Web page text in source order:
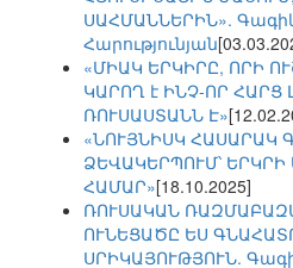
ՍԱՀՄԱՆՆԵՐԻՆ».
Հարությունյան
«ՄԻԱԿ ԵՐԿԻՐԸ, ՈՐԻ
ԿԱՐՈՂ է ԻՆՉ-ՈՐ ՀԱՐՑ
ՌՈՒՍԱՍՏԱՆՆ Է»
«ՆՈՒՅՆԻՍԿ ՀԱՍԱՐԱԿ
ՁԵՎԱԿԵՐՊՈՒՄ՝
ՀԱՄԱՐ»[18.10.2025]
ՌՈՒՍԱԿԱՆ
ՈՒՆԵՑԱԾԸ ԵՍ
ՍՐԻԿԱՅՈՒԹՅՈՒՆ.